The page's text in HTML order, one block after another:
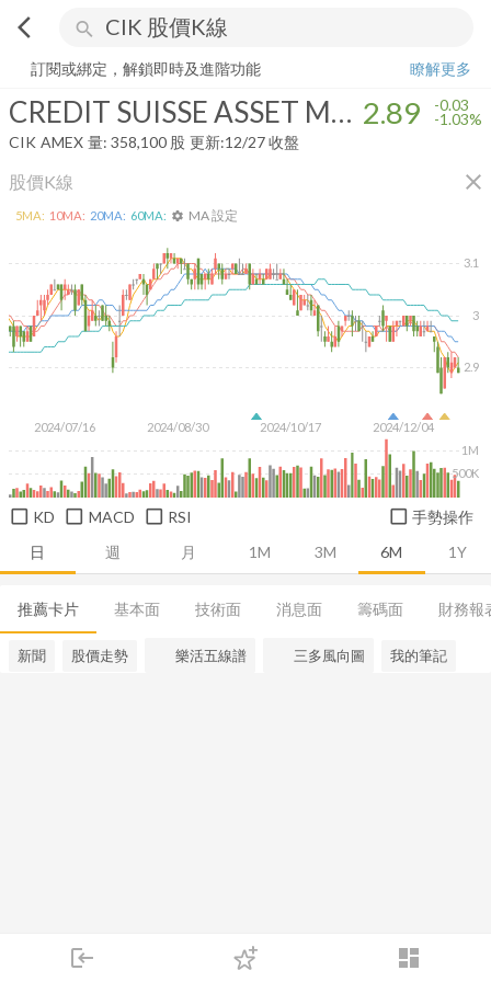
arrow_back_ios search
login dashboard
下單
CREDIT SUISSE ASSET MANAGEMENT INCOME FUND INC
訂閱或綁定，解鎖即時及進階功能
瞭解更多
CREDIT SUISSE ASSET MANAGEMENT INCOME FUND INC 2.89 -0.03
-1.03%
CIK AMEX 量: 358,100 股 更新:12/27 收盤
股價K線 close
日 週 月 1M 3M 6M 1Y
2024/07/16 2024/08/30 2024/10/17 2024/12/04
2.9
3
3.1
500K
1M
5MA: 10MA: 20MA: 60MA: settings MA 設定
KD MACD RSI 手勢操作
推薦卡片 基本面 技術面 消息面 籌碼面 財務報
新聞 股價走勢 樂活五線譜 三多風向圖 我的筆記